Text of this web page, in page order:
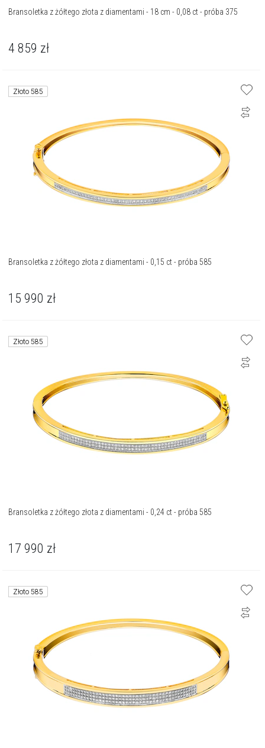
Bransoletka z żółtego złota z diamentami - 18 cm - 0,08 ct - próba 375
4 859 zł
Złoto 585
Bransoletka z żółtego złota z diamentami - 0,15 ct - próba 585
15 990 zł
Złoto 585
Bransoletka z żółtego złota z diamentami - 0,24 ct - próba 585
17 990 zł
Złoto 585